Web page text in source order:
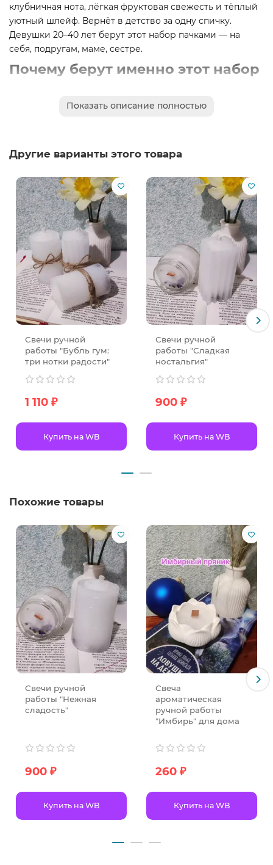
клубничная нота, лёгкая фруктовая свежесть и тёплый
уютный шлейф. Вернёт в детство за одну спичку.
Девушки 20–40 лет берут этот набор пачками — на
себя, подругам, маме, сестре.
Почему берут именно этот набор
Деревянный фитиль — реально трещит как
Ручная работа, Крым — каждая свеча чуть-чуть
уникальная
Кому дарить — 100 % попадание
подруге / девушке / жене
на день рождения, 8 Марта, 14 февраля, новоселье
коллеге, учителю, классной руководительнице
себе — потому что заслужила
Хочешь, чтобы дома пахло детством и счастьем?
Добавляй в корзину прямо сейчас — лимитка улетает
за день!
Показать описание полностью
Другие варианты этого товара
Свечи ручной
работы "Бубль гум:
три нотки радости"
1 110 ₽
Купить на WB
Свечи ручной
работы "Сладкая
ностальгия"
900 ₽
Купить на WB
Похожие товары
Свечи ручной
работы "Нежная
сладость"
900 ₽
Купить на WB
Свеча
ароматическая
ручной работы
"Имбирь" для дома
260 ₽
Купить на WB